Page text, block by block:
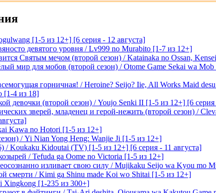
[1-5 из 12+] [6 серия - 12 августа]
девятого уровня / Lv999 no Murabito [1-7 из 12+]
Святым мечом (второй сезон) / Katainaka no Ossan,
мир для мобов (второй сезон) / Otome Game Sekai wa
горничная! / Heroine? Seijo? Iie, All Works Maid
4 из 18]
девочки (второй сезон) / Youjo Senki II [1-5 из 12+] [6 серия
зверей, младенец и герой-нежить (второй сезон) /
Kawa no Hotori [1-5 из 12+]
/ Yi Nian Yong Heng: Wanjie Ji [1-5 из 12+]
/ Koukaku Kidoutai (TV) [1-5 из 12+] [6 серия - 11 августа]
/ Tefuda ga Oome no Victoria [1-5 из 12+]
изливает свою силу / Mujikaku Seijo wa Kyou mo
смерти / Kimi ga Shinu made Koi wo Shitai [1-5 из 12+]
Xingkong [1-235 из 300+]